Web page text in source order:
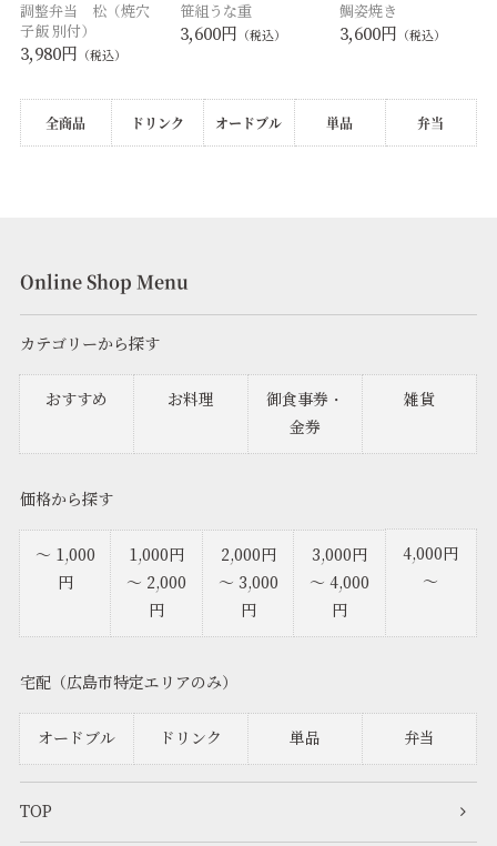
調整弁当 松（焼穴
子飯 別付）
3,980円 （税込）
笹組うな重
3,600円 （税込）
鯛姿焼き
3,600円 （税込）
全商品 ドリンク オードブル 単品 弁当
Online Shop Menu
カテゴリーから探す
おすすめ お料理
御食事券・
金券
雑貨
価格から探す
～ 1,000
円
1,000円
～ 2,000
円
2,000円
～ 3,000
円
3,000円
～ 4,000
円
4,000円
～
宅配（広島市特定エリアのみ）
オードブル ドリンク 単品 弁当
TOP